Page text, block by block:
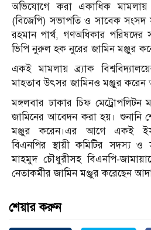
অভিযোগে করা একাধিক মামলায়
(বিজেপি) সভাপতি ও সাবেক সংসদ
রহমান পার্থ, গণঅধিকার
ভিপি নুরুল হক নুরের জামিন মঞ্জুর
একই মামলায় ব্র্যাক
মাহতাব উৎসর জামিনও মঞ্জুর
মঙ্গলবার ঢাকার চিফ মেট্রোপলিটন
জামিনের আবেদন করা হয়। শুনানি
মঞ্জুর করেন।এর আগে একই
বিএনপির স্থায়ী কমিটির সদস্য
মাহমুদ চৌধুরীসহ বিএনপি-
নেতাকর্মীর জামিন মঞ্জুর করেছেন
শেয়ার করুন